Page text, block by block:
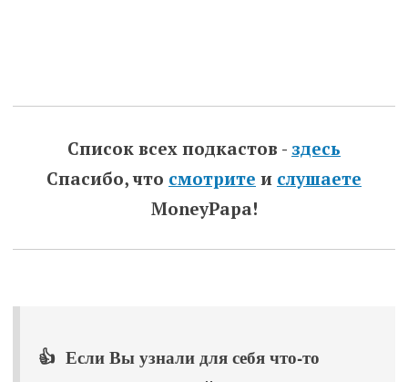
Список всех подкастов - здесь
Спасибо, что смотрите и слушаете
MoneyPapa!
👍 Если Вы узнали для себя что-то